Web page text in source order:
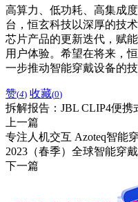
高算力、低功耗、高集成
台，恒玄科技以深厚的技
芯片产品的更新迭代，赋
用户体验。希望在将来，
一步推动智能穿戴设备的
赞(4) 收藏(0)
拆解报告：JBL CLIP4便携
上一篇
专注人机交互 Azoteq智能
2023（春季）全球智能穿
下一篇